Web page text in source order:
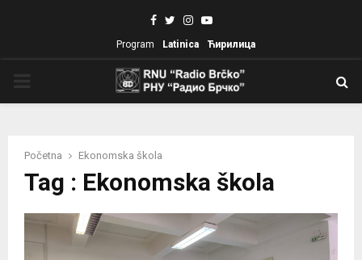
Facebook
TwitterInstagram
Youtube
Program Latinica Ћирилица
Početna Ekonomska škola
Tag : Ekonomska škola